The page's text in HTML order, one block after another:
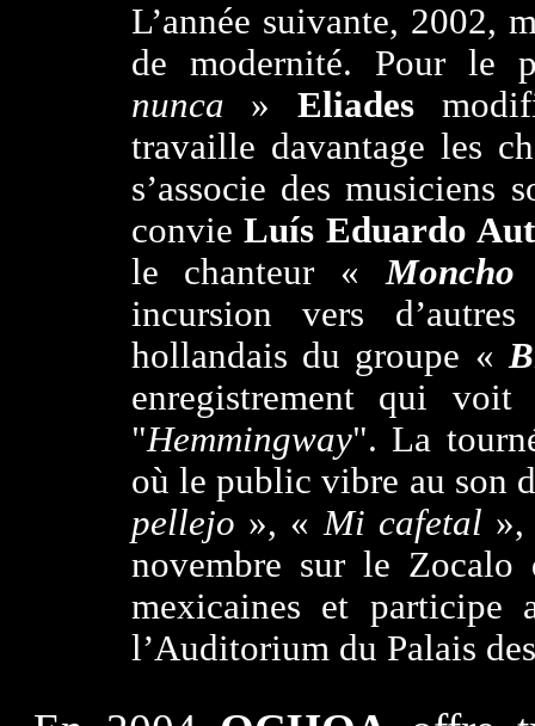
L’année suivante, 2002,
de modernité. Pour le
nunca » Eliades
travaille davantage les
s’associe des
convieLuís Eduardo
le chanteur «
incursion vers
hollandais du groupe «
enregistrement qui
"Hemmingway". La
où le public vibre au son
pellejo », «Mi cafetal
novembre sur le
mexicaines et participe
l’Auditorium du Palais